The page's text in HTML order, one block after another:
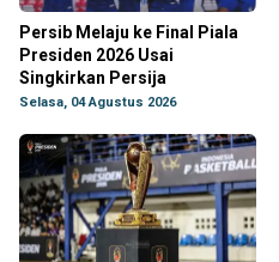
Persib Melaju ke Final Piala
Presiden 2026 Usai
Singkirkan Persija
Selasa, 04 Agustus 2026